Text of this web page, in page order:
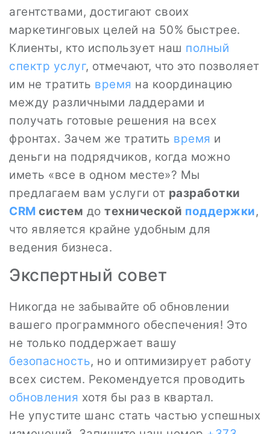
агентствами, достигают своих
маркетинговых целей на 50% быстрее.
Клиенты, кто использует наш полный
спектр услуг, отмечают, что это позволяет
им не тратить время на координацию
между различными ладдерами и
получать готовые решения на всех
фронтах. Зачем же тратить время и
деньги на подрядчиков, когда можно
иметь «все в одном месте»? Мы
предлагаем вам услуги от разработки
CRM систем до технической поддержки,
что является крайне удобным для
ведения бизнеса.
Экспертный совет
Никогда не забывайте об обновлении
вашего программного обеспечения! Это
не только поддержает вашу
безопасность, но и оптимизирует работу
всех систем. Рекомендуется проводить
обновления хотя бы раз в квартал.
Не упустите шанс стать частью успешных